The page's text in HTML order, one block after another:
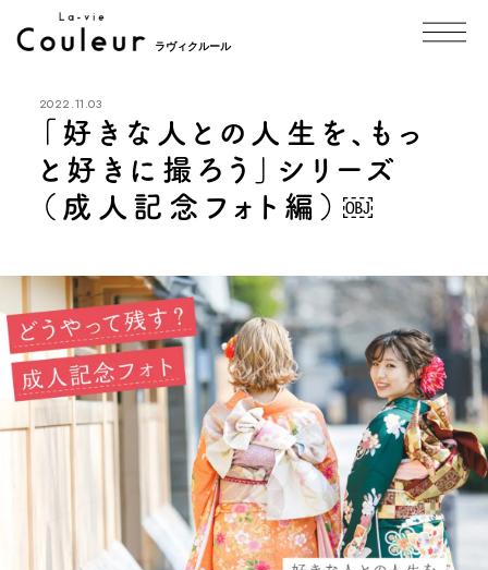
ラヴィクルール
2022.11.03
「好きな人との人生を、もっ
と好きに撮ろう」シリーズ
（成人記念フォト編）￼